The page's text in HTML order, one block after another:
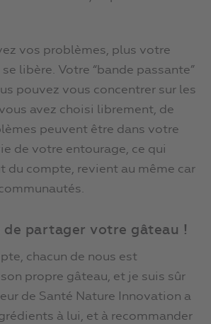
vos problèmes, plus votre
libère. Votre “bande passante”
pouvez vous concentrer sur les
avez choisi librement, de
peuvent être dans votre
de votre entourage, ce qui
du compte, revient au même car
de partager votre gâteau !
chacun de nous est
propre gâteau, et je suis sûr
de Santé Nature Innovation a
à lui, et à recommander